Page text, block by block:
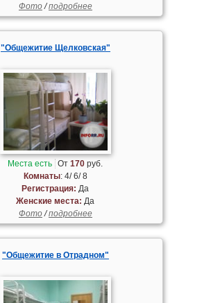
Фото/подробнее
"Общежитие Щелковская"
Места есть От170 руб.
Комнаты: 4/ 6/ 8
Регистрация: Да
Женские места: Да
Фото/подробнее
"Общежитие в Отрадном"